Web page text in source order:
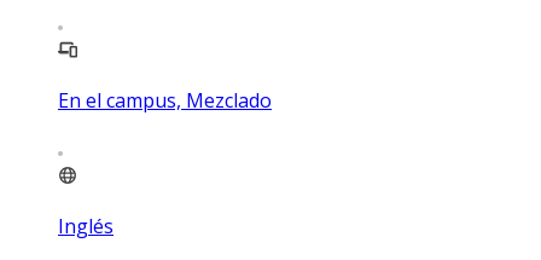
En el campus, Mezclado
Inglés